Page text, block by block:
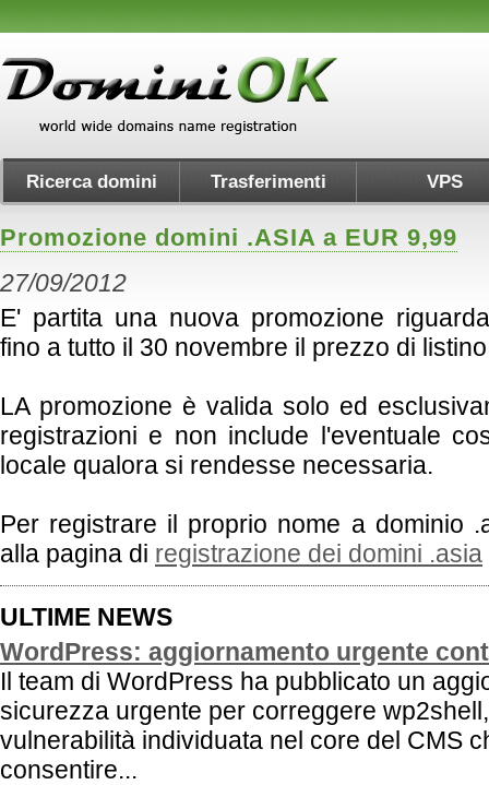
Ricerca domini Trasferimenti VPS
Promozione domini .ASIA a EUR 9,99
27/09/2012
E' partita una nuova promozione
fino a tutto il 30 novembre il prezzo di
LA promozione è valida solo ed
registrazioni e non include l'eventuale
locale qualora si rendesse necessaria.
Per registrare il proprio nome a dominio
alla pagina di registrazione dei domini .asia
ULTIME NEWS
WordPress: aggiornamento urgente
Il team di WordPress ha pubblicato un
sicurezza urgente per correggere
vulnerabilità individuata nel core del CMS
consentire...